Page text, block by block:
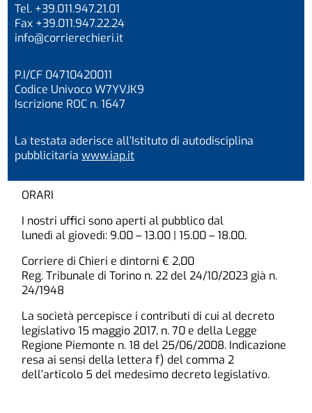
Tel. +39.011.947.21.01
Fax +39.011.947.22.24
info@corrierechieri.it
P.I/CF 04710420011
Codice Univoco W7YVJK9
Iscrizione ROC n. 1647
La testata aderisce all’Istituto di autodisciplina
pubblicitariawww.iap.it
ORARI
I nostri uffici sono aperti al pubblico dal
lunedì al giovedì: 9.00 – 13.00 | 15.00 – 18.00.
Corriere di Chieri e dintorni € 2,00
Reg. Tribunale di Torino n. 22 del 24/10/2023 già n.
24/1948
La società percepisce i contributi di cui al decreto
legislativo 15 maggio 2017, n. 70 e della Legge
Regione Piemonte n. 18 del 25/06/2008. Indicazione
resa ai sensi della lettera f) del comma 2
dell’articolo 5 del medesimo decreto legislativo.